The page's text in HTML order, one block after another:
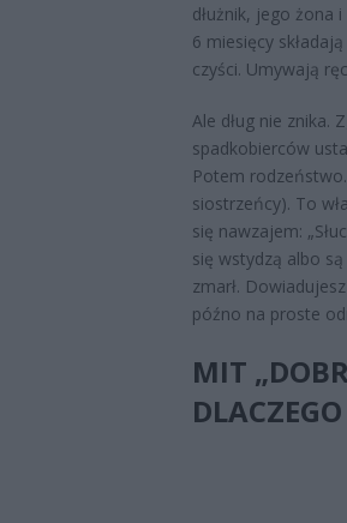
dłużnik, jego żona
6 miesięcy
czyści. Umywają
Ale dług nie znika.
spadkobierców
Potem
siostrzeńcy). To
się nawzajem:
się wstydzą albo
zmarł.
późno na proste
MIT